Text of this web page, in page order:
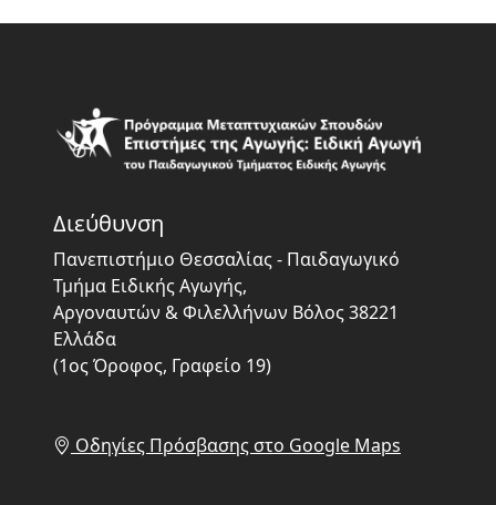
Διεύθυνση
Πανεπιστήμιο Θεσσαλίας - Παιδαγωγικό
Τμήμα Ειδικής Αγωγής,
Αργοναυτών & Φιλελλήνων Βόλος 38221
Ελλάδα
(1ος Όροφος, Γραφείο 19)
Οδηγίες Πρόσβασης στο Google Maps